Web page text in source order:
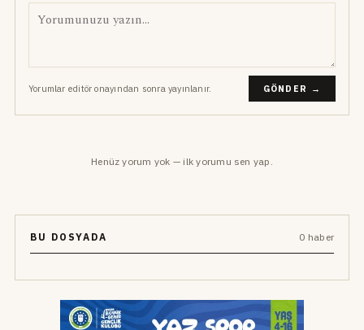
Yorumlar editör onayından sonra yayınlanır. GÖNDER →
Henüz yorum yok — ilk yorumu sen yap.
BU DOSYADA 0 haber